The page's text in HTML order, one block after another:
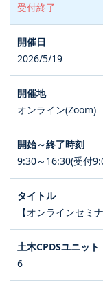
受付終了
2026/5/19
オンライン(Zoom)
9:30～16:30(受付
【オンラインセミ
6